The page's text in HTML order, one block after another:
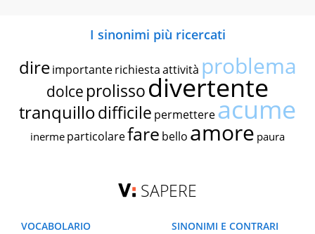
I sinonimi più ricercati
dire importante richiestaattività problema
dolce prolissodivertente
tranquillodifficile permettereacume
inerme particolarefare bello amore paura
SAPERE
VOCABOLARIO
SINONIMI E CONTRARI